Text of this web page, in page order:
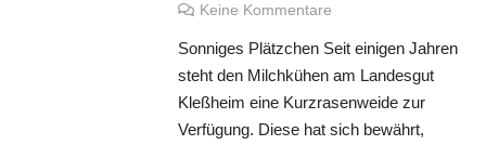
Keine Kommentare
Sonniges Plätzchen Seit einigen Jahren
steht den Milchkühen am Landesgut
Kleßheim eine Kurzrasenweide zur
Verfügung. Diese hat sich bewährt,